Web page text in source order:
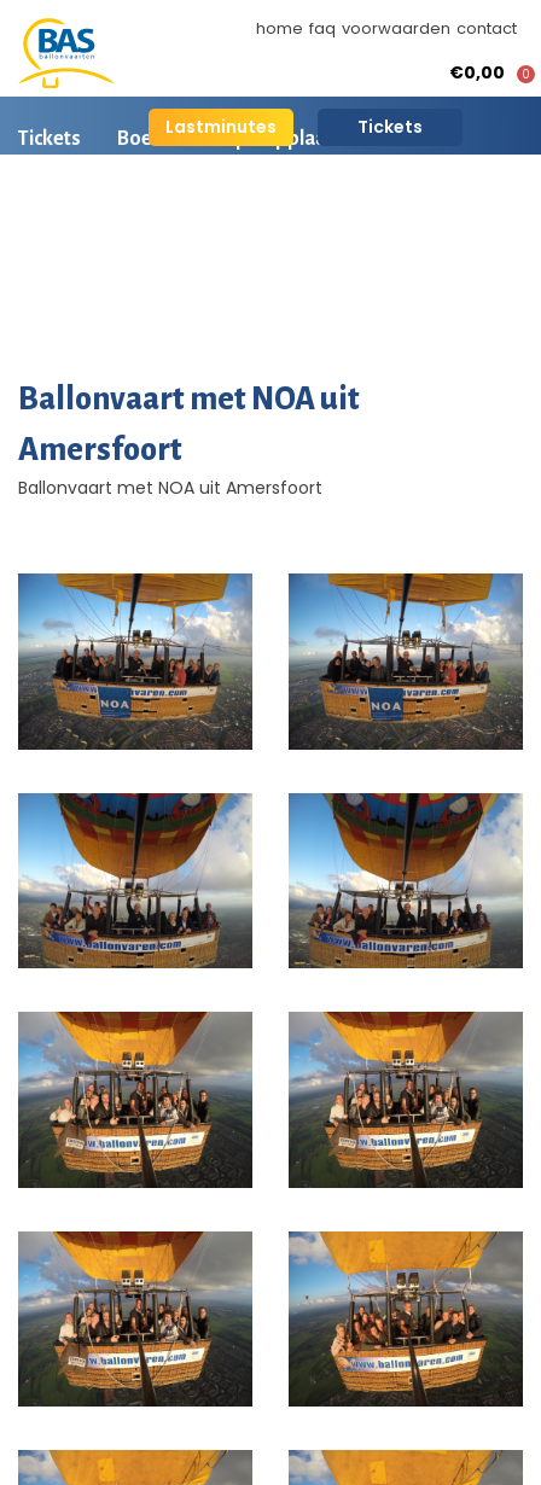
home faq voorwaarden contact
Lastminutes Tickets
€0,00 0
Tickets Boeken Opstapplaatsen
Ballonvaart met NOA uit
Amersfoort
Ballonvaart met NOA uit Amersfoort